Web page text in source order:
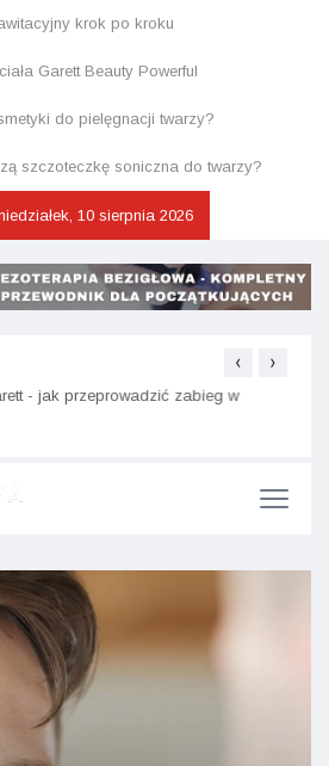
krok po kroku
Garett Beauty Powerful
do pielęgnacji twarzy?
szczoteczkę soniczna do twarzy?
10 sierpnia 2026
- jak przeprowadzić zabieg w
‹ ›